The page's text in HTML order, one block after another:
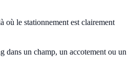
où le stationnement est clairement
dans un champ, un accotement ou un